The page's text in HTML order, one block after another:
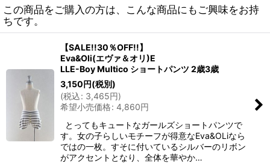
この商品をご購入の方は、こんな商品にもご興味をお持
ちです。
【SALE!!30％OFF!!】
Eva&Oli(エヴァ＆オリ)E
LLE-Boy Multico ショートパンツ 2歳3歳
3,150円(税別)
(税込: 3,465円)
希望小売価格: 4,860円
とってもキュートなガールズショートパンツで
す。女の子らしいモチーフが得意なEva&OLiなら
ではの一枚。すそに付いているシルバーのリボン
がアクセントとなり、全体を華やか…